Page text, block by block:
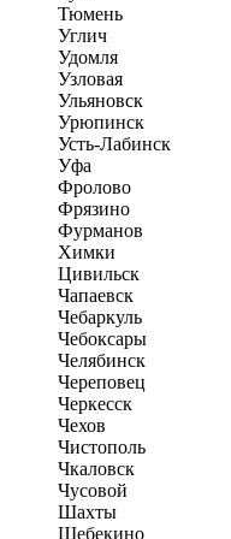
Тюмень
Углич
Удомля
Узловая
Ульяновск
Урюпинск
Усть-Лабинск
Уфа
Фролово
Фрязино
Фурманов
Химки
Цивильск
Чапаевск
Чебаркуль
Чебоксары
Челябинск
Череповец
Черкесск
Чехов
Чистополь
Чкаловск
Чусовой
Шахты
Шебекино